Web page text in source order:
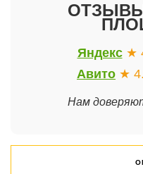
Яндекс ★
Авито ★
Нам